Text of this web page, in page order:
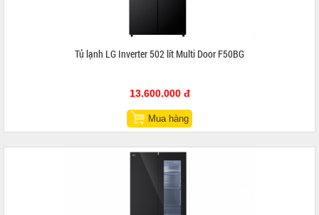
Tủ lạnh LG Inverter 502 lít Multi Door F50BG
13.600.000 đ
Mua hàng